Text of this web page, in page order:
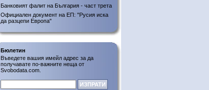
Банковият фалит на България - част трета
Официален документ на ЕП: "Русия иска
да разцепи Европа"
Бюлетин
Въведете вашия имейл адрес за да
получавате по-важните неща от
Svobodata.com.